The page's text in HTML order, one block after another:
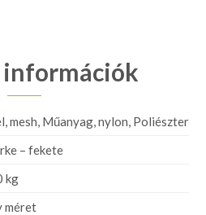
információk
mesh, Műanyag, nylon, Poliészter
– fekete
kg
méret